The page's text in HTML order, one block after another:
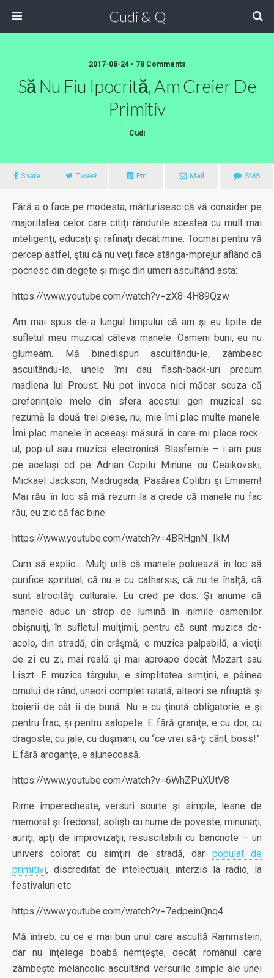
Cudi & Q
2017-08-24 • 78 Comments
Să Nu Fiu Ipocrită, Am Creier De
Primitiv
Cudi
Share Tweet Pin Mail SMS
Fără a o face pe modesta, mărturisesc că vă consider pe
majoritatea celor care citiţi rândurile acestea cu mult mai
inteligenţi, educaţi şi rafinaţi decât mine. Tocmai pentru vă
percep astfel, ştiu că nu veţi face stânga-mprejur aflând că
pocnesc din degete şi mişc din umeri ascultând asta:
https://www.youtube.com/watch?v=zX8-4H89Qzw
Am mai spus de-a lungul timpului că am şi eu lipite de
sufletul meu muzical câteva manele. Oameni buni, eu nu
glumeam. Mă binedispun ascultându-le, zâmbesc
ascultându-le, unele îmi dau flash-back-uri precum
madlena lui Proust. Nu pot invoca nici măcar scuza că
preferinţele mele din sfera acestui gen muzical se
rezumă la două-trei piese, nu, mie îmi plac multe manele.
Îmi plac manele în aceeaşi măsură în care-mi place rock-
ul, pop-ul sau muzica electronică. Blasfemie – i-am pus
pe acelaşi cd pe Adrian Copilu Minune cu Ceaikovski,
Mickael Jackson, Madrugada, Pasărea Colibri şi Eminem!
Mai rău: în loc să mă rezum la a crede că manele nu fac
rău, eu zic că fac bine.
https://www.youtube.com/watch?v=4BRHgnN_IkM
Cum să explic… Mulţi urlă că manele poluează în loc să
purifice spiritual, că nu e cu catharsis, că nu te înalţă, că
sunt atrocităţi culturale. Eu cred pe dos. Şi anume că
manele aduc un strop de lumină în inimile oamenilor
obişnuiţi, în sufletul mulţimii, pentru că sunt muzica de-
acolo, din stradă, din crâşmă, e muzica palpabilă, a vieţii
de zi cu zi, mai reală şi mai aproape decât Mozart sau
Liszt. E muzica târgului, e simplitatea simţirii, e pâinea
omului de rând, uneori complet ratată, alteori se-nfruptă şi
boierii de cât îi de bună. Nu e cu ţinută obligatorie, e şi
pentru frac, şi pentru salopete. E fără graniţe, e cu dor, cu
dragoste, cu jale, cu duşmani, cu “ce vrei să-ţi cânt, boss!”.
E fără aroganţe, e alunecoasă.
https://www.youtube.com/watch?v=6WhZPuXUtV8
Rime împerecheate, versuri scurte şi simple, lesne de
memorat şi fredonat, solişti cu nume de poveste, minunaţi,
auriţi, apţi de improvizaţii, resuscitabili cu bancnote – un
univers colorat cu simţiri de stradă, dar populat de
primitivi, discreditat de intelectuali, interzis la radio, la
festivaluri etc.
https://www.youtube.com/watch?v=7edpeinQnq4
Mă întreb: cu ce e mai bun unul care ascultă Rammstein,
dar nu înţelege boabă nemţeşte, decât românul care
zâmbeşte melancolic ascultând versurile simple ale unei